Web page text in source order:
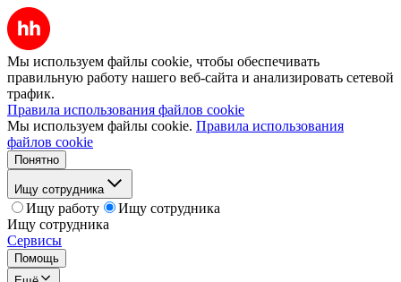
Мы используем файлы cookie, чтобы обеспечивать
правильную работу нашего веб-сайта и анализировать сетевой
трафик.
Правила использования файлов cookie
Мы используем файлы cookie. Правила использования
файлов cookie
Понятно
Ищу сотрудника
Ищу работу
Ищу сотрудника
Ищу сотрудника
Сервисы
Помощь